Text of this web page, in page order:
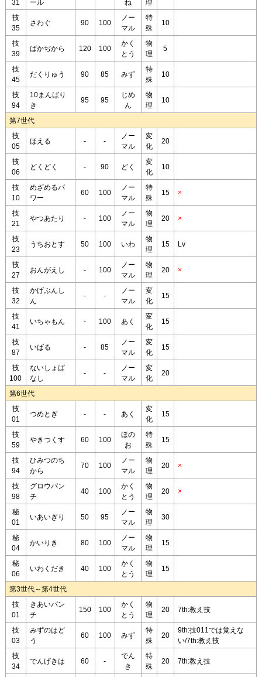
31 ール ね 理
技
35
さわぐ 90 100
ノー
マル
特
殊
10
技
39
ばかぢから 120 100
かく
とう
物
理
5
技
45
だくりゅう 90 85 みず
特
殊
10
技
94
10まんばり
き
95 95
じめ
ん
物
理
10
第7世代
技
05
ほえる - -
ノー
マル
変
化
20
技
06
どくどく - 90 どく
変
化
10
技
10
めざめるパ
ワー
60 100
ノー
マル
特
殊
15 ×
技
21
やつあたり - 100
ノー
マル
物
理
20 ×
技
23
うちおとす 50 100 いわ
物
理
15 Lv
技
27
おんがえし - 100
ノー
マル
物
理
20 ×
技
32
かげぶんし
ん
- -
ノー
マル
変
化
15
技
41
いちゃもん - 100 あく
変
化
15
技
87
いばる - 85
ノー
マル
変
化
15
技
100
ないしょば
なし
- -
ノー
マル
変
化
20
第6世代
技
01
つめとぎ - - あく
変
化
15
技
59
やきつくす 60 100
ほの
お
特
殊
15
技
94
ひみつのち
から
70 100
ノー
マル
物
理
20 ×
技
98
グロウパン
チ
40 100
かく
とう
物
理
20 ×
秘
01
いあいぎり 50 95
ノー
マル
物
理
30
秘
04
かいりき 80 100
ノー
マル
物
理
15
秘
06
いわくだき 40 100
かく
とう
物
理
15
第3世代～第4世代
技
01
きあいパン
チ
150 100
かく
とう
物
理
20 7th:教え技
技
03
みずのはど
う
60 100 みず
特
殊
20
9th:技011では覚えな
い/7th:教え技
技
34
でんげきは 60 -
でん
き
特
殊
20 7th:教え技